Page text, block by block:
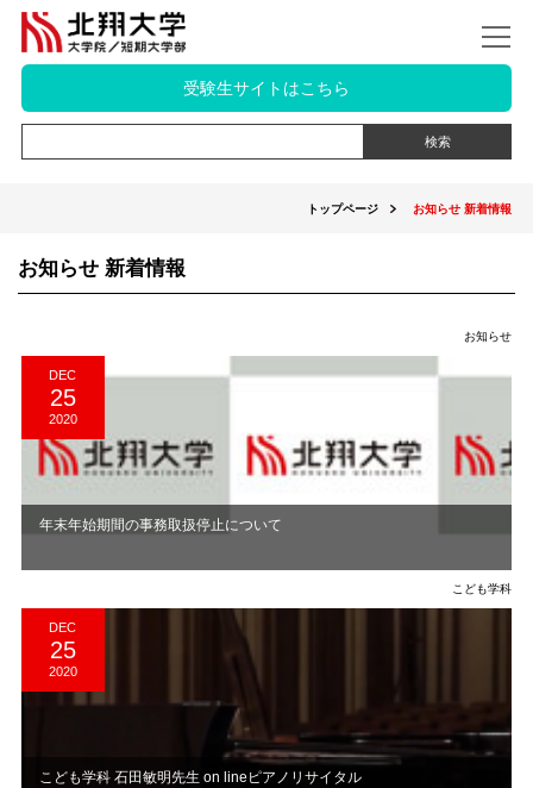
受験生サイトはこちら
トップページ お知らせ 新着情報
お知らせ 新着情報
お知らせ
DEC
25
2020
​年末年始期間の事務取扱停止について
こども学科
DEC
25
2020
こども学科 石田敏明先生 on lineピアノリサイタル